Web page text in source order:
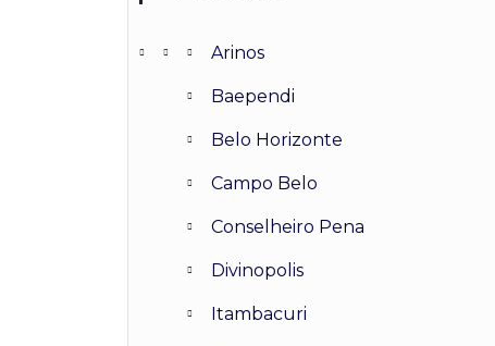
Arinos
Baependi
Belo Horizonte
Campo Belo
Conselheiro Pena
Divinopolis
Itambacuri